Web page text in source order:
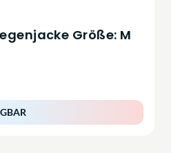
Größe: M